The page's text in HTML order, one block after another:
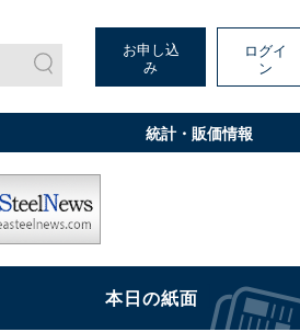
お申し込
み
ログイ
ン
統計・販価情報